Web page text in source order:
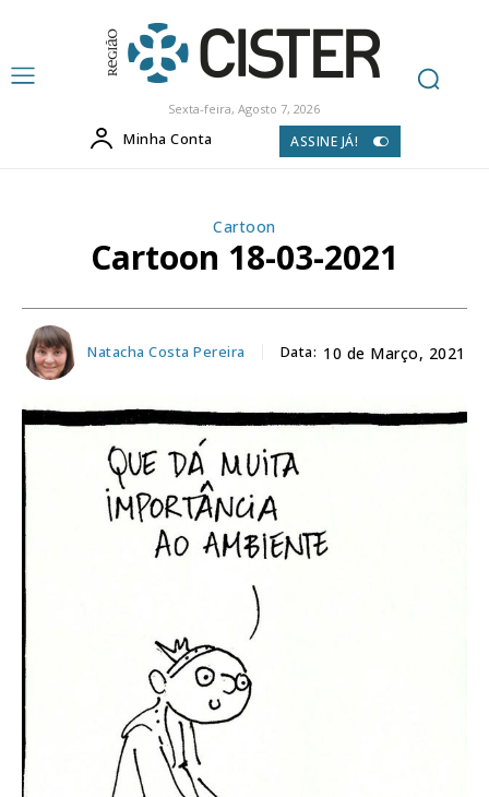
Sexta-feira, Agosto 7, 2026
Minha Conta ASSINE JÁ!
Cartoon
Cartoon 18-03-2021
Natacha Costa Pereira Data: 10 de Março, 2021